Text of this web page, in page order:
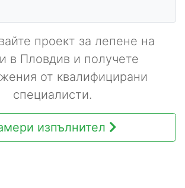
проект за лепене на
в Пловдив и получете
от квалифицирани
специалисти.
изпълнител